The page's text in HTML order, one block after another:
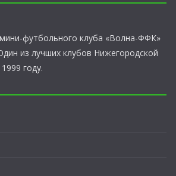
футбольного клуба «Волна-ФФК»
из лучших клубов Нижегородской
году.